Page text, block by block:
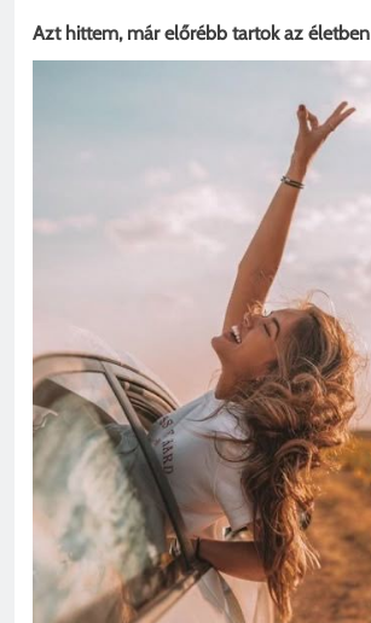
Azt hittem, már előrébb tartok az életben